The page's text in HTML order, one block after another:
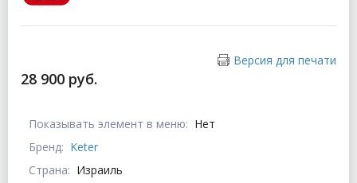
Версия для печати
28 900 руб.
Показывать элемент в меню: Нет
Бренд: Keter
Страна: Израиль